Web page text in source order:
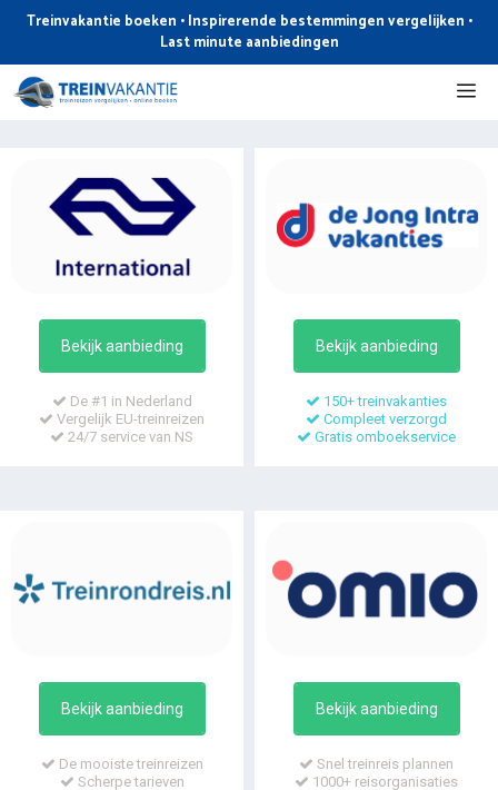
de
inhoud
Treinvakantie boeken • Inspirerende bestemmingen vergelijken •
Last minute aanbiedingen
Bekijk aanbieding
De #1 in Nederland
Vergelijk EU-treinreizen
24/7 service van NS
Bekijk aanbieding
150+ treinvakanties
Compleet verzorgd
Gratis omboekservice
Bekijk aanbieding
De mooiste treinreizen
Scherpe tarieven
Bekijk aanbieding
Snel treinreis plannen
1000+ reisorganisaties